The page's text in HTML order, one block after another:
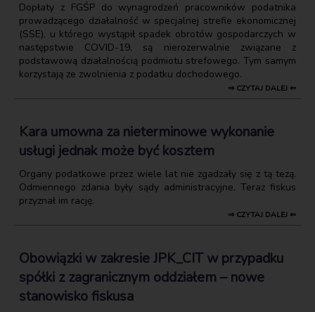
Dopłaty z FGŚP do wynagrodzeń pracowników podatnika
prowadzącego działalność w specjalnej strefie ekonomicznej
(SSE), u którego wystąpił spadek obrotów gospodarczych w
następstwie COVID-19, są nierozerwalnie związane z
podstawową działalnością podmiotu strefowego. Tym samym
korzystają ze zwolnienia z podatku dochodowego.
⇒ CZYTAJ DALEJ ⇐
Kara umowna za nieterminowe wykonanie
usługi jednak może być kosztem
Organy podatkowe przez wiele lat nie zgadzały się z tą tezą.
Odmiennego zdania były sądy administracyjne. Teraz fiskus
przyznał im rację.
⇒ CZYTAJ DALEJ ⇐
Obowiązki w zakresie JPK_CIT w przypadku
spółki z zagranicznym oddziałem – nowe
stanowisko fiskusa